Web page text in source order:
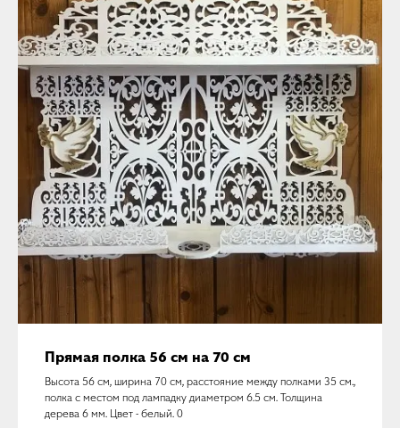
Прямая полка 56 см на 70 см
Высота 56 см, ширина 70 см, расстояние между полками 35 см.,
полка с местом под лампадку диаметром 6.5 см. Толщина
дерева 6 мм. Цвет - белый. 0